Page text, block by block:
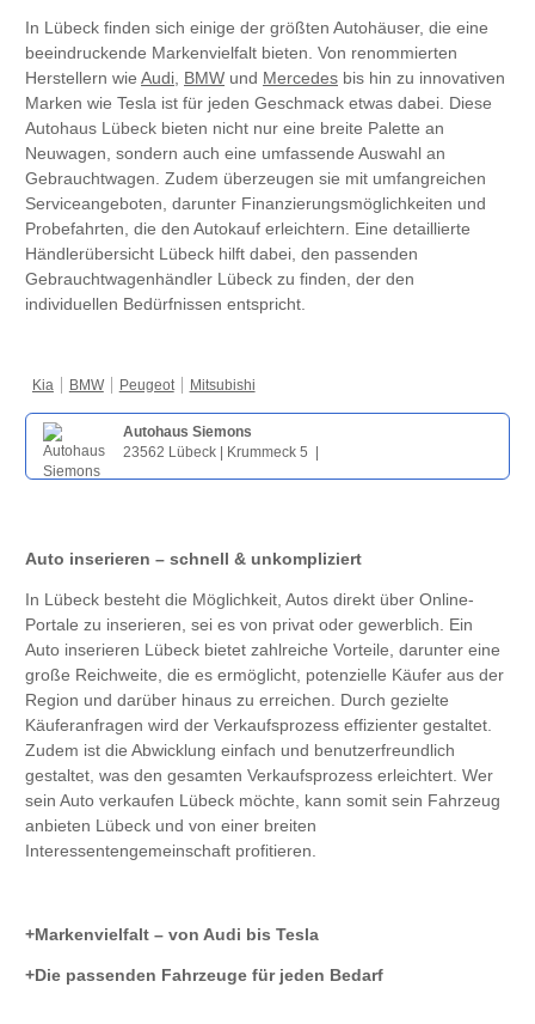
In Lübeck finden sich einige der größten Autohäuser, die eine
beeindruckende Markenvielfalt bieten. Von renommierten
Herstellern wie Audi BMW und Mercedes bis hin zu innovativen
Marken wie Tesla ist für jeden Geschmack etwas dabei. Diese
Autohaus Lübeck bieten nicht nur eine breite Palette an
Neuwagen, sondern auch eine umfassende Auswahl an
Gebrauchtwagen. Zudem überzeugen sie mit umfangreichen
Serviceangeboten, darunter Finanzierungsmöglichkeiten und
Probefahrten, die den Autokauf erleichtern. Eine detaillierte
Händlerübersicht Lübeck hilft dabei, den passenden
Gebrauchtwagenhändler Lübeck zu finden, der den
individuellen Bedürfnissen entspricht.
Kia BMW Peugeot Mitsubishi
Autohaus Siemons
23562 Lübeck | Krummeck 5 |
Auto inserieren – schnell & unkompliziert
In Lübeck besteht die Möglichkeit, Autos direkt über Online-
Portale zu inserieren, sei es von privat oder gewerblich. Ein
Auto inserieren Lübeck bietet zahlreiche Vorteile, darunter eine
große Reichweite, die es ermöglicht, potenzielle Käufer aus der
Region und darüber hinaus zu erreichen. Durch gezielte
Käuferanfragen wird der Verkaufsprozess effizienter gestaltet.
Zudem ist die Abwicklung einfach und benutzerfreundlich
gestaltet, was den gesamten Verkaufsprozess erleichtert. Wer
sein Auto verkaufen Lübeck möchte, kann somit sein Fahrzeug
anbieten Lübeck und von einer breiten
Interessentengemeinschaft profitieren.
Markenvielfalt – von Audi bis Tesla
Die passenden Fahrzeuge für jeden Bedarf